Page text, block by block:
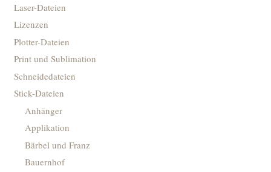
Laser-Dateien
Lizenzen
Plotter-Dateien
Print und Sublimation
Schneidedateien
Stick-Dateien
Anhänger
Applikation
Bärbel und Franz
Bauernhof